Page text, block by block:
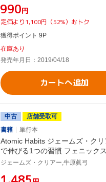
¥990円
定価より1,100円（52%）おトク
獲得ポイント 9P
在庫あり
発売年月日：2019/04/18
カートへ追加
中古
店舗受取可
書籍
単行本
Atomic Habits ジェームズ・クリ
で伸びる1つの習慣 フェニック
ジェームズ・クリアー,牛原眞弓